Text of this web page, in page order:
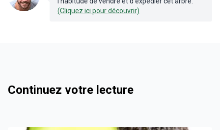
(Cliquez ici pour découvrir)
Continuez votre lecture